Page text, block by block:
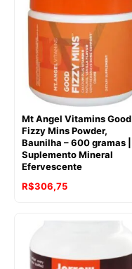
Mt Angel Vitamins Good
Fizzy Mins Powder,
Baunilha – 600 gramas |
Suplemento Mineral
Efervescente
R$306,75